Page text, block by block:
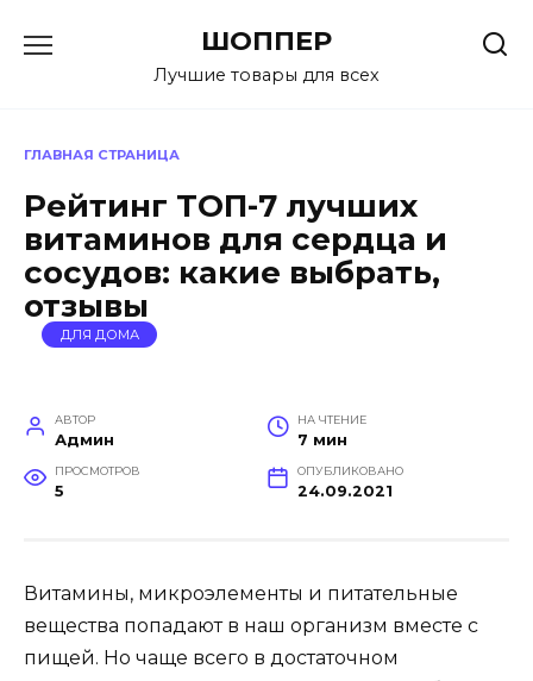
ШОППЕР
Лучшие товары для всех
ГЛАВНАЯ СТРАНИЦА
Рейтинг ТОП-7 лучших
витаминов для сердца и
сосудов: какие выбрать,
отзывы
ДЛЯ ДОМА
АВТОР
Админ
НА ЧТЕНИЕ
7 мин
ПРОСМОТРОВ
5
ОПУБЛИКОВАНО
24.09.2021
Витамины, микроэлементы и питательные
вещества попадают в наш организм вместе с
пищей. Но чаще всего в достаточном